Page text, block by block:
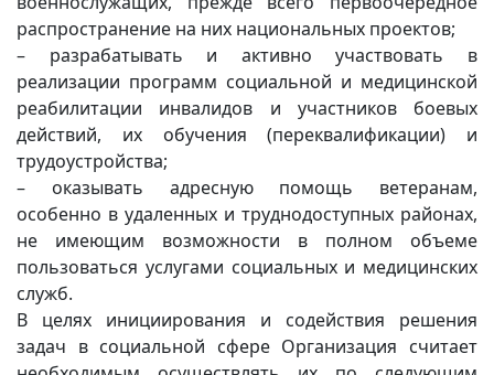
распространение на них национальных проектов;
– разрабатывать и активно участвовать в
реализации программ социальной и медицинской
реабилитации инвалидов и участников боевых
действий, их обучения (переквалификации) и
трудоустройства;
– оказывать адресную помощь ветеранам,
особенно в удаленных и труднодоступных районах,
не имеющим возможности в полном объеме
пользоваться услугами социальных и медицинских
служб.
В целях инициирования и содействия решения
задач в социальной сфере Организация считает